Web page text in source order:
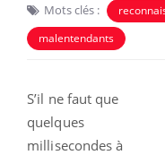
Mots clés :
malentendants
S’il ne faut que
quelques
millisecondes à